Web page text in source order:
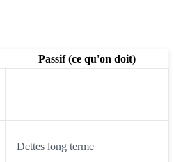
Passif (ce qu'on doit)
Dettes long terme